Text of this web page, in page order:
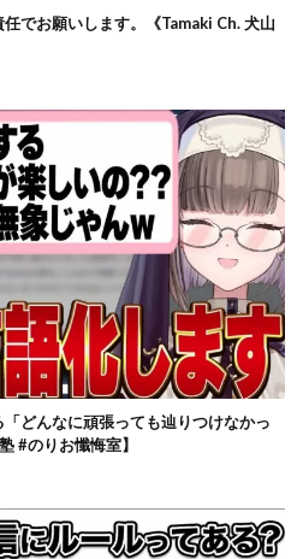
任でお願いします。《Tamaki Ch. 犬山
「どんなに頑張っても辿りつけなかっ
#のりお懺悔室】